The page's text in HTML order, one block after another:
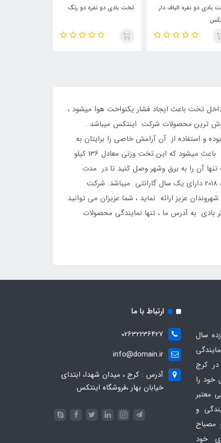
بادی دو نفره دو رنگ
تخت خواب دو نفره اینتکس
در داخل تخت باعث ایجاد فشار یکنواخت هوا میشود ،
شده و یکی از پر فروش ترین محصولات شرکت اینتکس میباشد .
بوده و استفاده از آن آرامش خاصی را برایتان به
ارمغان می آورد. قسمت زیرین تخت بادی یکنفره 2018 از پی وی سی سه لایه انعطاف پذیر ساخته شده که بسیار مقاوم بوده و باعث میشود که این تخت وزنی معادل 136 کیلو
آن را به برق وشهر وصل کنید تا در مدت
زمانی کمتر از سه دقیقه تخت شما باد شده و قابل استفاده گردد.به اطلاع شما عزیزان میرساند که پمپ برقی تخت بادی یکنفره 2018 دارای یک سال گارانتی میباشد. شرکت
عزیز ارائه نماید ، شما عزیزان می توانید
دیگر بادی به آدرس ما ، تنها نمایندگی محصولات
سال
کرج
خود را
معتبر
و
مصباح
خود
ارتباط با ما
02632236427
info@domain.ir
آدرس : کرج ، میدان شهدا، ابتدای
خیابان بهار ،فروشگاه اینتکس